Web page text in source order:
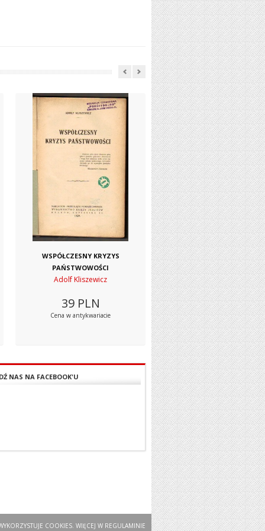
WSPÓŁCZESNY KRYZYS
PAŃSTWOWOŚCI
Adolf Kliszewicz
39 PLN
Cena w antykwariacie
NAS NA FACEBOOK'U
COOKIES. WIĘCEJ W REGULAMINIE